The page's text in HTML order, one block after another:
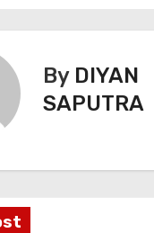
By DIYAN
SAPUTRA